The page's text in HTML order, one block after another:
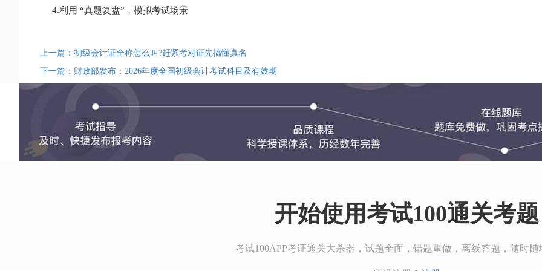
4.利用 “真题复盘”，模拟考试场景
上一篇：初级会计证全称怎么叫?赶紧考对证先搞懂真名
下一篇：财政部发布：2026年度全国初级会计考试科目及有效期
开始使用考试100通关考题
考试100APP考证通关大杀器，试题全面，错题重做，离线答题，随时随